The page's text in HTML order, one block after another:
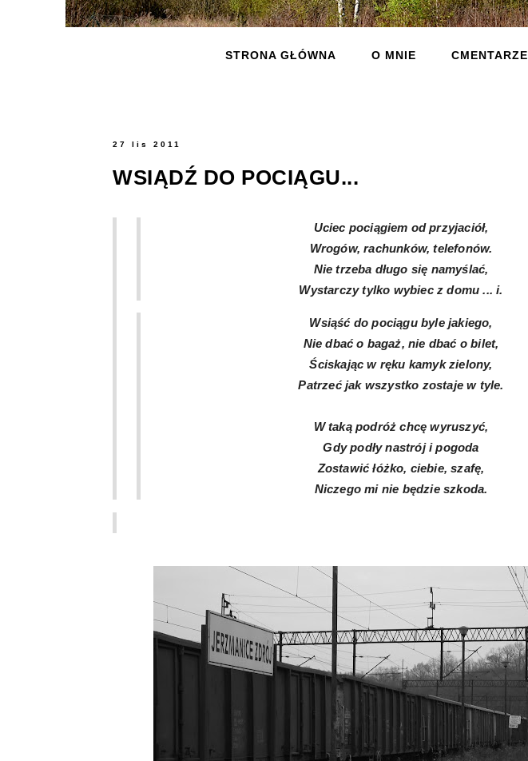
STRONA GŁÓWNA O MNIE CMENTARZE
27 lis 2011
WSIĄDŹ DO POCIĄGU...
Uciec pociągiem od przyjaciół,
Wrogów, rachunków, telefonów.
Nie trzeba długo się namyślać,
Wystarczy tylko wybiec z domu ... i.
Wsiąść do pociągu byle jakiego,
Nie dbać o bagaż, nie dbać o bilet,
Ściskając w ręku kamyk zielony,
Patrzeć jak wszystko zostaje w tyle.
W taką podróż chcę wyruszyć,
Gdy podły nastrój i pogoda
Zostawić łóżko, ciebie, szafę,
Niczego mi nie będzie szkoda.